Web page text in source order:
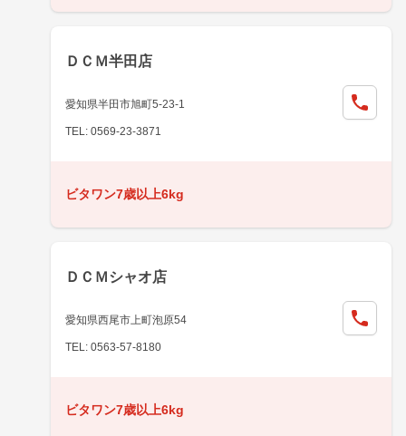
ＤＣＭ半田店
愛知県半田市旭町5-23-1
TEL: 0569-23-3871
ビタワン7歳以上6kg
ＤＣＭシャオ店
愛知県西尾市上町泡原54
TEL: 0563-57-8180
ビタワン7歳以上6kg